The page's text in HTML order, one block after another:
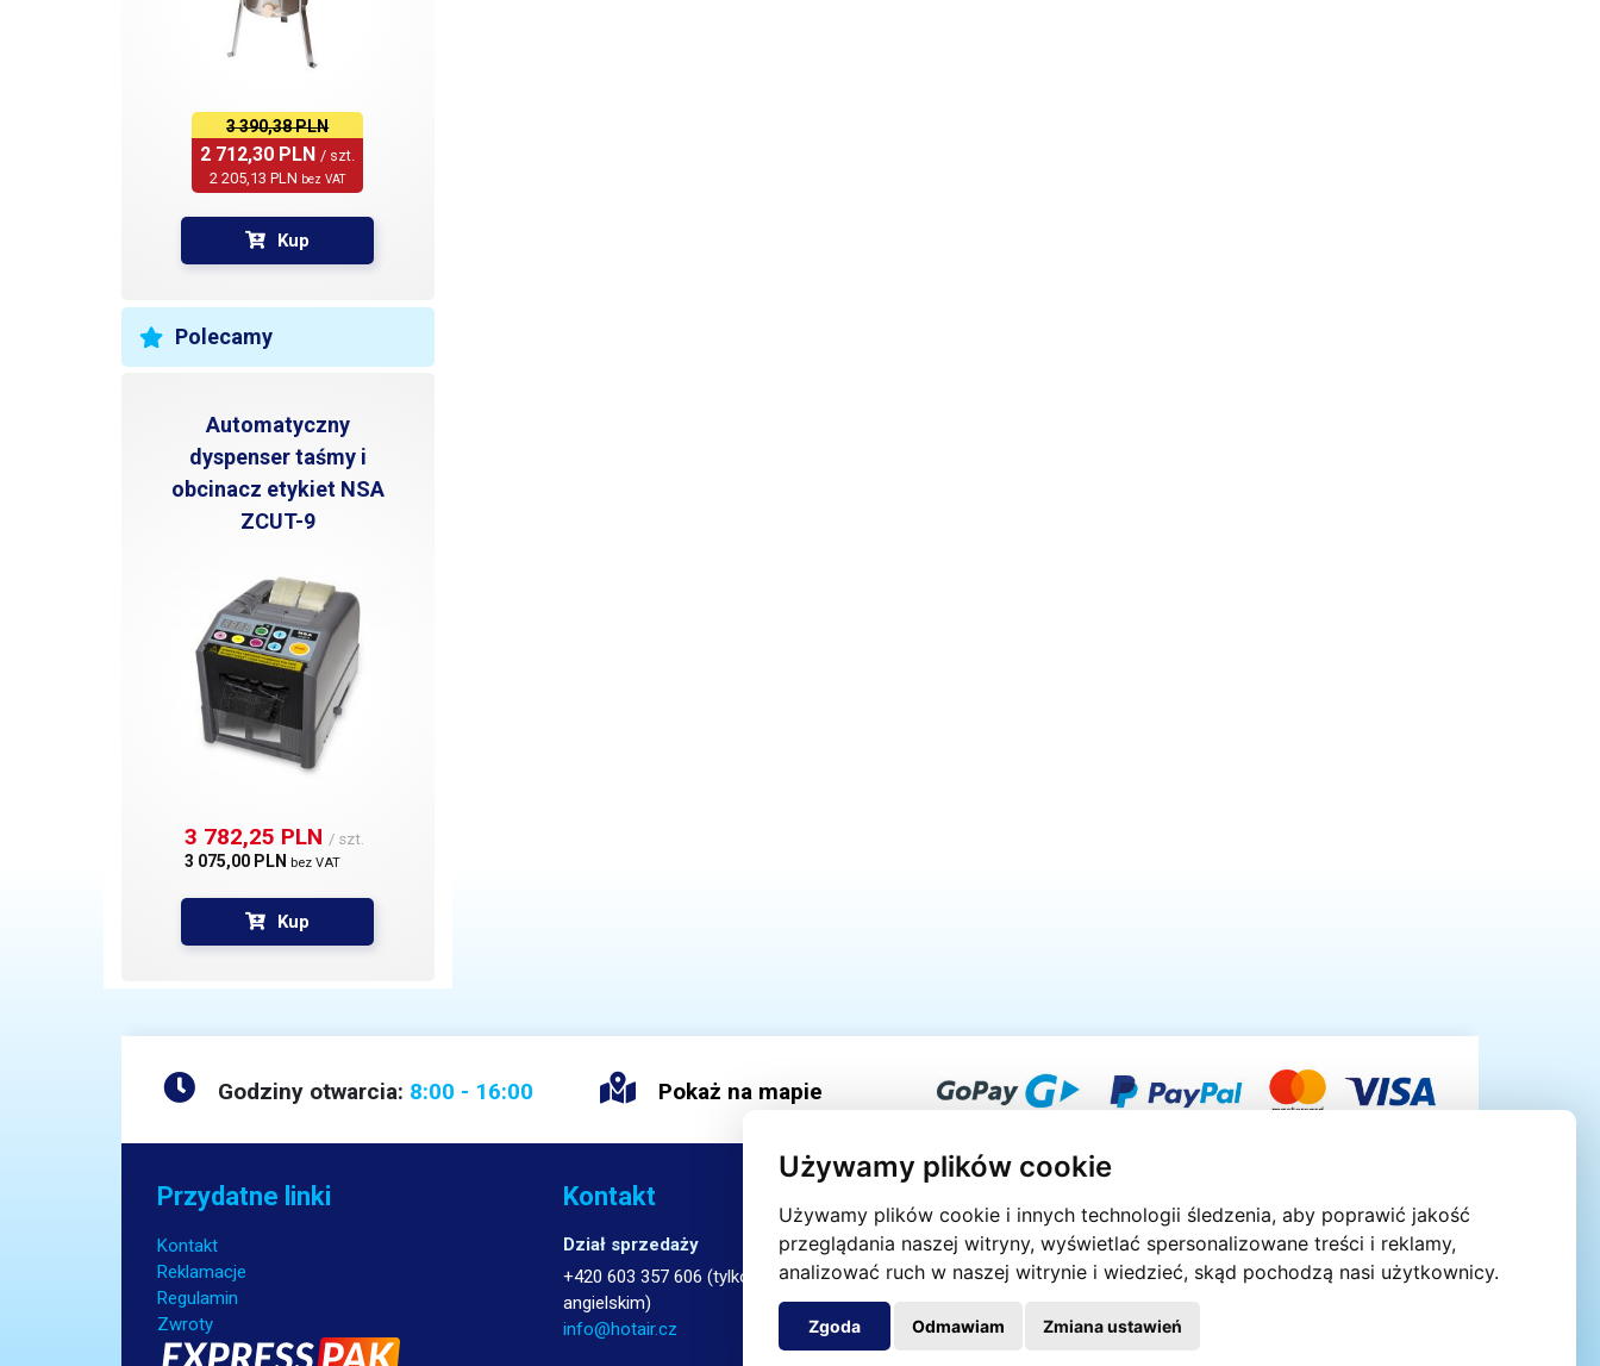
Używamy plików cookie
Używamy plików cookie i innych technologii śledzenia, aby poprawić jakość
przeglądania naszej witryny, wyświetlać spersonalizowane treści i reklamy,
analizować ruch w naszej witrynie i wiedzieć, skąd pochodzą nasi użytkownicy.
Zgoda Odmawiam Zmiana ustawień
3 390,38 PLN
2 712,30 PLN / szt.
2 205,13 PLN bez VAT
Kup
Polecamy
Automatyczny
dyspenser taśmy i
obcinacz etykiet NSA
ZCUT-9
3 782,25 PLN / szt.
3 075,00 PLN bez VAT
Kup
Godziny otwarcia: 8:00 - 16:00 Pokaż na mapie
Przydatne linki
Kontakt
Reklamacje
Regulamin
Zwroty
Kontakt
Dział sprzedaży
+420 603 357 606 (tylko w języku
angielskim)
info@hotair.cz